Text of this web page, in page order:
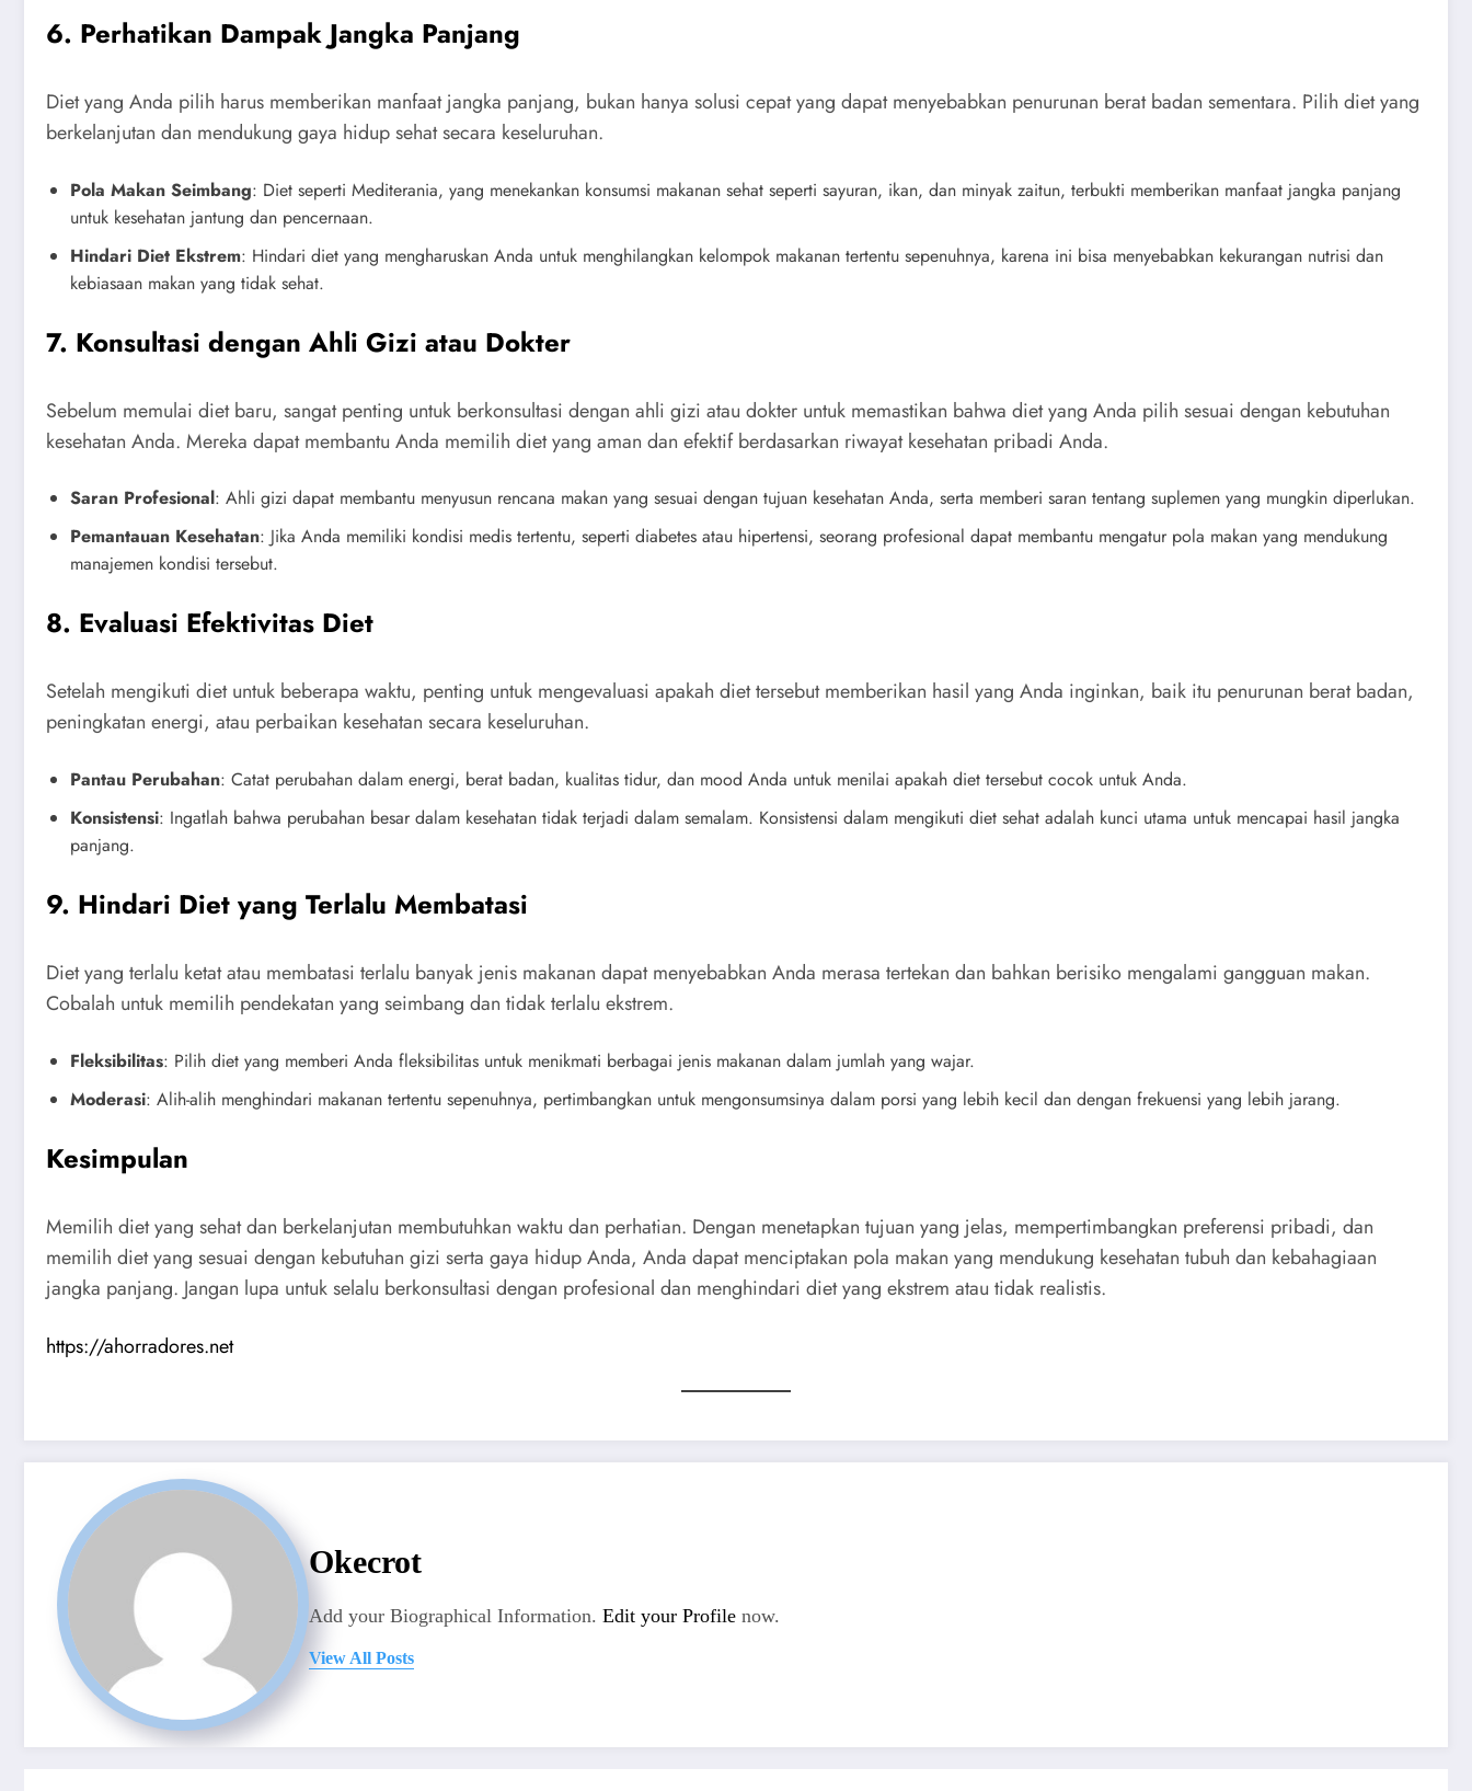
6. Perhatikan Dampak Jangka Panjang
Diet yang Anda pilih harus memberikan manfaat jangka panjang, bukan hanya solusi cepat yang dapat menyebabkan penurunan berat badan sementara. Pilih diet yang
berkelanjutan dan mendukung gaya hidup sehat secara keseluruhan.
Pola Makan Seimbang: Diet seperti Mediterania, yang menekankan konsumsi makanan sehat seperti sayuran, ikan, dan minyak zaitun, terbukti memberikan manfaat jangka panjang
untuk kesehatan jantung dan pencernaan.
Hindari Diet Ekstrem: Hindari diet yang mengharuskan Anda untuk menghilangkan kelompok makanan tertentu sepenuhnya, karena ini bisa menyebabkan kekurangan nutrisi dan
kebiasaan makan yang tidak sehat.
7. Konsultasi dengan Ahli Gizi atau Dokter
Sebelum memulai diet baru, sangat penting untuk berkonsultasi dengan ahli gizi atau dokter untuk memastikan bahwa diet yang Anda pilih sesuai dengan kebutuhan
kesehatan Anda. Mereka dapat membantu Anda memilih diet yang aman dan efektif berdasarkan riwayat kesehatan pribadi Anda.
Saran Profesional: Ahli gizi dapat membantu menyusun rencana makan yang sesuai dengan tujuan kesehatan Anda, serta memberi saran tentang suplemen yang mungkin diperlukan.
Pemantauan Kesehatan: Jika Anda memiliki kondisi medis tertentu, seperti diabetes atau hipertensi, seorang profesional dapat membantu mengatur pola makan yang mendukung
manajemen kondisi tersebut.
8. Evaluasi Efektivitas Diet
Setelah mengikuti diet untuk beberapa waktu, penting untuk mengevaluasi apakah diet tersebut memberikan hasil yang Anda inginkan, baik itu penurunan berat badan,
peningkatan energi, atau perbaikan kesehatan secara keseluruhan.
Pantau Perubahan: Catat perubahan dalam energi, berat badan, kualitas tidur, dan mood Anda untuk menilai apakah diet tersebut cocok untuk Anda.
Konsistensi: Ingatlah bahwa perubahan besar dalam kesehatan tidak terjadi dalam semalam. Konsistensi dalam mengikuti diet sehat adalah kunci utama untuk mencapai hasil jangka
panjang.
9. Hindari Diet yang Terlalu Membatasi
Diet yang terlalu ketat atau membatasi terlalu banyak jenis makanan dapat menyebabkan Anda merasa tertekan dan bahkan berisiko mengalami gangguan makan.
Cobalah untuk memilih pendekatan yang seimbang dan tidak terlalu ekstrem.
Fleksibilitas: Pilih diet yang memberi Anda fleksibilitas untuk menikmati berbagai jenis makanan dalam jumlah yang wajar.
Moderasi: Alih-alih menghindari makanan tertentu sepenuhnya, pertimbangkan untuk mengonsumsinya dalam porsi yang lebih kecil dan dengan frekuensi yang lebih jarang.
Kesimpulan
Memilih diet yang sehat dan berkelanjutan membutuhkan waktu dan perhatian. Dengan menetapkan tujuan yang jelas, mempertimbangkan preferensi pribadi, dan
memilih diet yang sesuai dengan kebutuhan gizi serta gaya hidup Anda, Anda dapat menciptakan pola makan yang mendukung kesehatan tubuh dan kebahagiaan
jangka panjang. Jangan lupa untuk selalu berkonsultasi dengan profesional dan menghindari diet yang ekstrem atau tidak realistis.
https://ahorradores.net
Okecrot
Add your Biographical Information. Edit your Profile now.
View All Posts